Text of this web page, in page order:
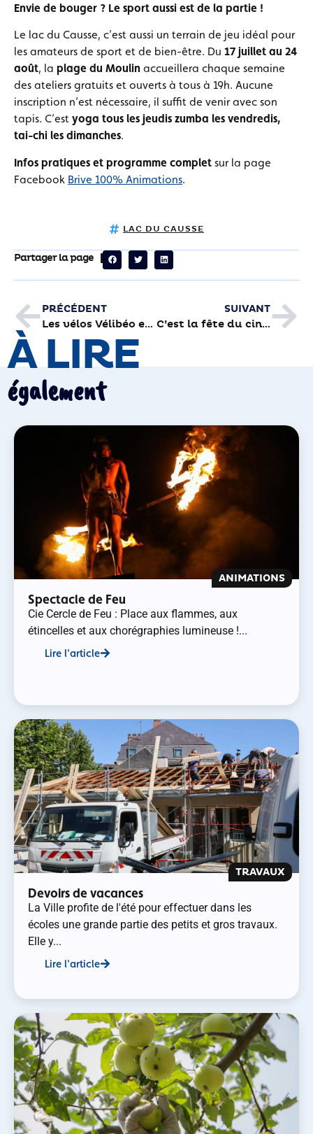
Envie de bouger ? Le sport aussi est de la partie !
Le lac du Causse, c’est aussi un terrain de jeu idéal pour
les amateurs de sport et de bien-être. Du 17 juillet au 24
août, la plage du Moulin accueillera chaque semaine
des ateliers gratuits et ouverts à tous à 19h. Aucune
inscription n’est nécessaire, il suffit de venir avec son
tapis. C’est yoga tous les jeudis zumba les vendredis,
tai-chi les dimanches.
Infos pratiques et programme complet sur la page
Facebook Brive 100% Animations.
LAC DU CAUSSE
Partager la page
PRÉCÉDENT
Les vélos Vélibéo en libre-service cartonnent
SUIVANT
C’est la fête du cinéma
À LIRE
également
ANIMATIONS
Spectacle de Feu
Cie Cercle de Feu : Place aux flammes, aux
étincelles et aux chorégraphies lumineuse !...
Lire l'article
TRAVAUX
Devoirs de vacances
La Ville profite de l'été pour effectuer dans les
écoles une grande partie des petits et gros travaux.
Elle y...
Lire l'article